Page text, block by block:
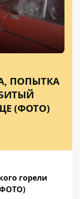
ПОПЫТКА
(ФОТО)
горели